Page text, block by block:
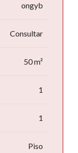
ongyb
Consultar
50 m²
1
1
Piso